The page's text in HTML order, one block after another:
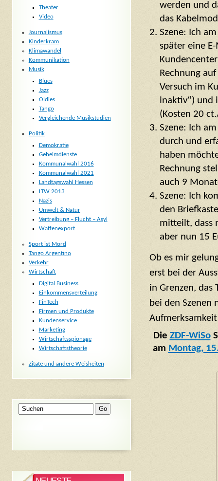
werden und
das
Szene: Ich
später eine
Rechnung
Versuch im
inaktiv“) und
(Kosten 20
Szene: Ich
durch und
haben
Rechnung
auch 9
Szene: Ich
den
mitteilt, dass
aber nun 15
Ob es mir
erst bei der
in Grenzen, das
bei den
Die ZDF-WiSo
am Montag,
Theater
Video
Journalismus
Kinderkram
Klimawandel
Kommunikation
Musik
Blues
Jazz
Oldies
Tango
Vergleichende Musikstudien
Politik
Demokratie
Geheimdienste
Kommunalwahl 2016
Kommunalwahl 2021
Landtagswahl Hessen
LTW 2013
Nazis
Umwelt & Natur
Vertreibung – Flucht – Asyl
Waffenexport
Sport ist Mord
Tango Argentino
Verkehr
Wirtschaft
Digital Business
Einkommensverteilung
FinTech
Firmen und Produkte
Kundenservice
Marketing
Wirtschaftsspionage
Wirtschaftstheorie
Zitate und andere Weisheiten